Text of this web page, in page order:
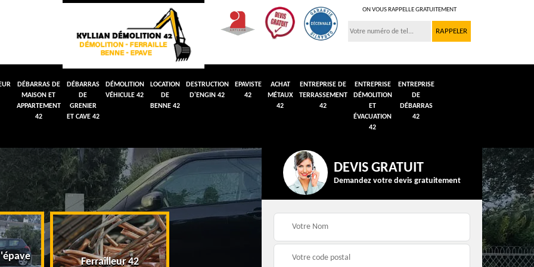
ON VOUS RAPPELLE GRATUITEMENT
DÉBARRAS DE
MAISON ET
APPARTEMENT
42
DÉBARRAS
DE
GRENIER
ET CAVE 42
DÉMOLITION
VÉHICULE 42
LOCATION
DE
BENNE 42
DESTRUCTION
D'ENGIN 42
EPAVISTE
42
ACHAT
MÉTAUX
42
ENTREPRISE DE
TERRASSEMENT
42
ENTREPRISE
DÉMOLITION
ET
ÉVACUATION
42
ENTREPRISE
DE
DÉBARRAS
42
Ferrailleur 42
Débarras de grenier et
Démolition véhicule
DEVIS GRATUIT
Demandez votre devis gratuitement